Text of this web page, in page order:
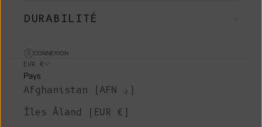
DURABILITÉ
CONNEXION
EUR €
Pays
Afghanistan (AFN ؋)
Îles Åland (EUR €)